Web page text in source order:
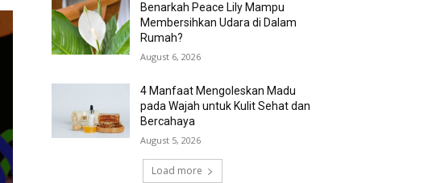
Benarkah Peace Lily Mampu
Membersihkan Udara di Dalam
Rumah?
August 6, 2026
4 Manfaat Mengoleskan Madu
pada Wajah untuk Kulit Sehat dan
Bercahaya
August 5, 2026
Load more